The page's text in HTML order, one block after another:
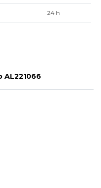
24 h
AL221066